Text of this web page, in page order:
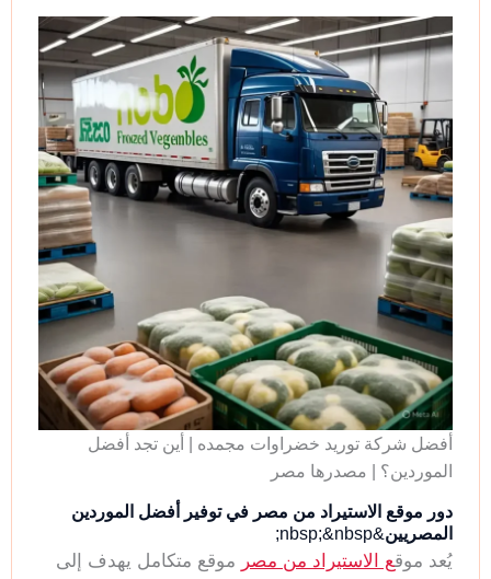
أفضل شركة توريد خضراوات مجمده | أين تجد أفضل
الموردين؟ | مصدرها مصر
دور موقع الاستيراد من مصر في توفير أفضل الموردين
المصريين&nbsp;&nbsp;
يُعد موقع الاستيراد من مصر موقع متكامل يهدف إلى